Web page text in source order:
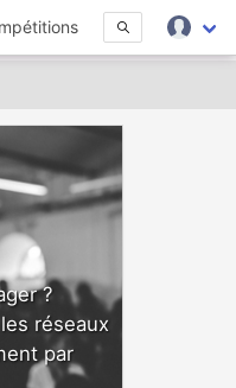
?
réseaux
par